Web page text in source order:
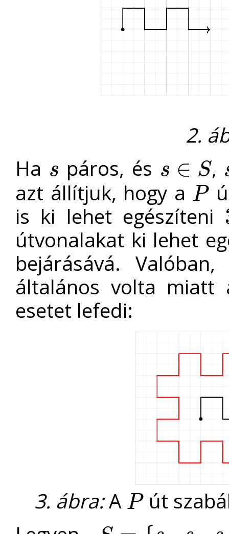
2.
Ha s
s páros, és s ∈ S
s∈ S , s
azt állítjuk, hogy a P
P
is ki lehet egészíteni
útvonalakat ki lehet
bejárásává.
általános volta miatt
esetet lefedi:
3. ábra:A P
P
út